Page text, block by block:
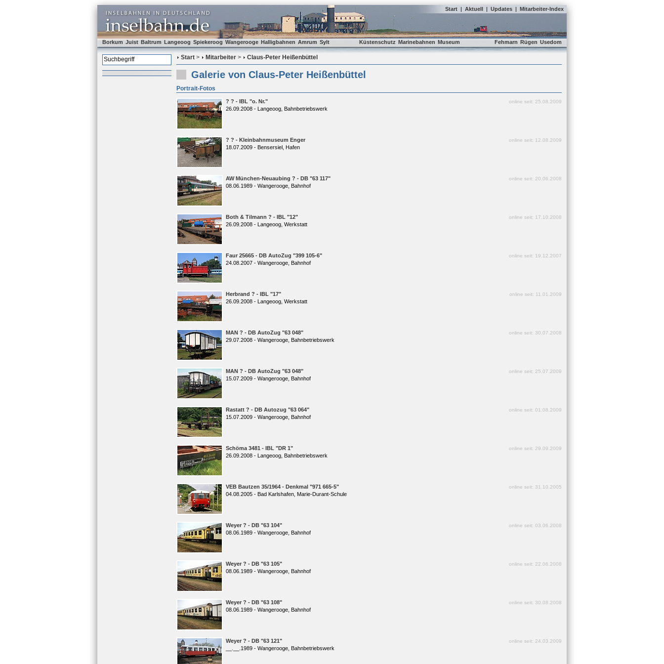
Start | Aktuell | Updates | Mitarbeiter-Index
Borkum Juist Baltrum Langeoog Spiekeroog Wangerooge Halligbahnen Amrum Sylt Küstenschutz Marinebahnen Museum Fehmarn Rügen Usedom
Start > Mitarbeiter > Claus-Peter Heißenbüttel
Galerie von Claus-Peter Heißenbüttel
Portrait-Fotos
? ? - IBL "o. Nr." online seit: 25.08.2009
26.09.2008 - Langeoog, Bahnbetriebswerk
? ? - Kleinbahnmuseum Enger online seit: 12.08.2009
18.07.2009 - Bensersiel, Hafen
AW München-Neuaubing ? - DB "63 117" online seit: 20.06.2008
08.06.1989 - Wangerooge, Bahnhof
Both & Tilmann ? - IBL "12" online seit: 17.10.2008
26.09.2008 - Langeoog, Werkstatt
Faur 25665 - DB AutoZug "399 105-6" online seit: 19.12.2007
24.08.2007 - Wangerooge, Bahnhof
Herbrand ? - IBL "17" online seit: 11.01.2009
26.09.2008 - Langeoog, Werkstatt
MAN ? - DB AutoZug "63 048" online seit: 30.07.2008
29.07.2008 - Wangerooge, Bahnbetriebswerk
MAN ? - DB AutoZug "63 048" online seit: 25.07.2009
15.07.2009 - Wangerooge, Bahnhof
Rastatt ? - DB Autozug "63 064" online seit: 01.08.2009
15.07.2009 - Wangerooge, Bahnhof
Schöma 3481 - IBL "DR 1" online seit: 29.09.2009
26.09.2008 - Langeoog, Bahnbetriebswerk
VEB Bautzen 35/1964 - Denkmal "971 665-5" online seit: 31.10.2005
04.08.2005 - Bad Karlshafen, Marie-Durant-Schule
Weyer ? - DB "63 104" online seit: 03.06.2008
08.06.1989 - Wangerooge, Bahnhof
Weyer ? - DB "63 105" online seit: 22.06.2008
08.06.1989 - Wangerooge, Bahnhof
Weyer ? - DB "63 108" online seit: 30.08.2008
08.06.1989 - Wangerooge, Bahnhof
Weyer ? - DB "63 121" online seit: 24.03.2009
__.__.1989 - Wangerooge, Bahnbetriebswerk